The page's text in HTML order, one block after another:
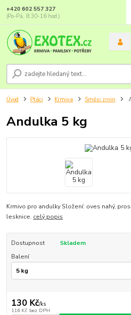
+420 602 557 327
(Po-Pá, 8:30-16 hod.)
Úvod Ptáci Krmiva Směsi zrnin
Andulka 5 kg
Krmivo pro andulky Složení: oves nahý,
lesknice. celý popis
Dostupnost
Skladem
Balení
130 Kč/ks
116 Kč bez DPH